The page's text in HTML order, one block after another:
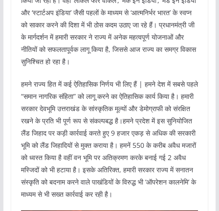
और ‘स्टार्टअप इंडिया’ जैसी पहलों के माध्यम से ‘आत्मनिर्भर भारत’ के स्वप्न
को साकार करने की दिशा में भी ठोस कदम उठाए जा रहे हैं। प्रधानमंत्री जी
के मार्गदर्शन में हमारी सरकार ने राज्य में अनेक महत्वपूर्ण योजनाओं और
नीतियों को सफलतापूर्वक लागू किया है, जिससे आज राज्य का समग्र विकास
सुनिश्चित हो रहा है।
हमने राज्य हित में कई ऐतिहासिक निर्णय भी लिए हैं | हमने देश में सबसे पहले
“समान नागरिक संहिता” को लागू करने का ऐतिहासिक कार्य किया है। हमारी
सरकार देवभूमि उत्तराखंड के सांस्कृतिक मूल्यों और डेमोग्राफी को संरक्षित
रखने के प्रति भी पूर्ण रूप से संकल्पबद्ध है।हमने प्रदेश में इस सुनियोजित
लैंड जिहाद पर कड़ी कार्रवाई करते हुए 9 हजार एकड़ से अधिक की सरकारी
भूमि को लैंड जिहादियों से मुक्त कराया है। हमनें 550 के करीब अवैध मजारों
को ध्वस्त किया है वहीं वन भूमि पर अतिक्रमण करके बनाई गई 2 अवैध
मस्जिदों को भी हटाया है। इसके अतिरिक्त, हमारी सरकार राज्य में सनातन
संस्कृति को बदनाम करने वाले पाखंडियों के विरुद्ध भी ‘ऑपरेशन कालनेमि’ के
माध्यम से भी सख्त कार्रवाई कर रही है।